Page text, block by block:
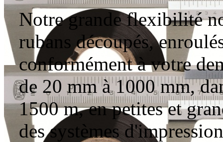
Notre grande flexibilité
rubans découpés,
conformément à votre
de 20 mm à 1000 mm,
1500 m, en petites et
des systèmes